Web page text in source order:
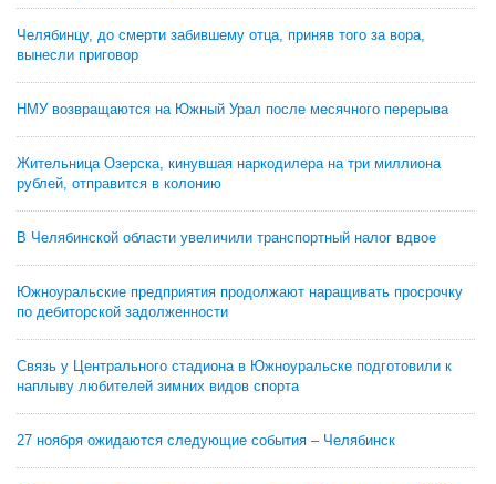
Челябинцу, до смерти забившему отца, приняв того за вора,
вынесли приговор
НМУ возвращаются на Южный Урал после месячного перерыва
Жительница Озерска, кинувшая наркодилера на три миллиона
рублей, отправится в колонию
В Челябинской области увеличили транспортный налог вдвое
Южноуральские предприятия продолжают наращивать просрочку
по дебиторской задолженности
Связь у Центрального стадиона в Южноуральске подготовили к
наплыву любителей зимних видов спорта
27 ноября ожидаются следующие события – Челябинск